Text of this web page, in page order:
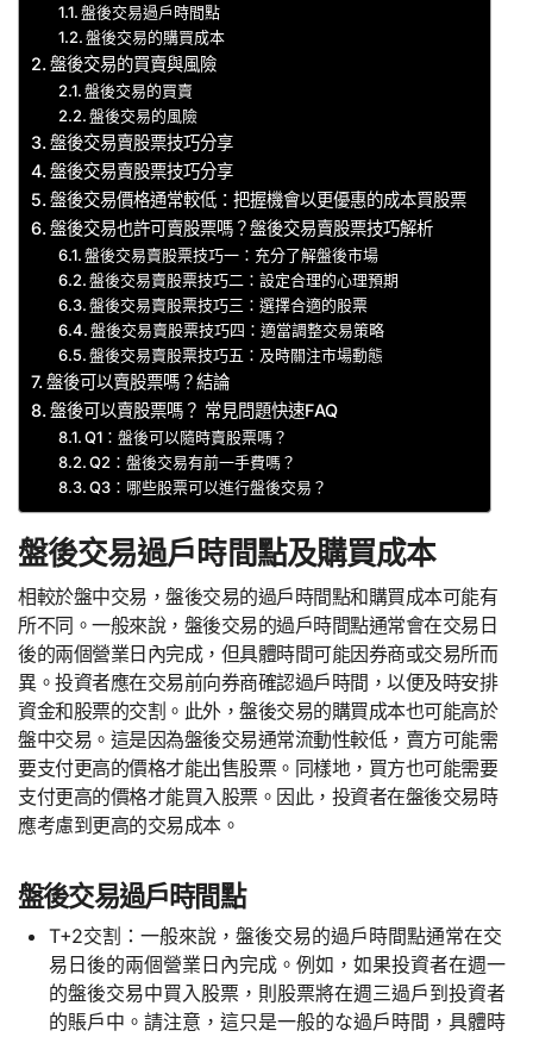
盤後交易過戶時間點
盤後交易的購買成本
盤後交易的買賣與風險
盤後交易的買賣
盤後交易的風險
盤後交易賣股票技巧分享
盤後交易賣股票技巧分享
盤後交易價格通常較低：把握機會以更優惠的成本買股票
盤後交易也許可賣股票嗎？盤後交易賣股票技巧解析
盤後交易賣股票技巧一：充分了解盤後市場
盤後交易賣股票技巧二：設定合理的心理預期
盤後交易賣股票技巧三：選擇合適的股票
盤後交易賣股票技巧四：適當調整交易策略
盤後交易賣股票技巧五：及時關注市場動態
盤後可以賣股票嗎？結論
盤後可以賣股票嗎？ 常見問題快速FAQ
Q1：盤後可以隨時賣股票嗎？
Q2：盤後交易有前一手費嗎？
Q3：哪些股票可以進行盤後交易？
盤後交易過戶時間點及購買成本
相較於盤中交易，盤後交易的過戶時間點和購買成本可能有
所不同。一般來說，盤後交易的過戶時間點通常會在交易日
後的兩個營業日內完成，但具體時間可能因券商或交易所而
異。投資者應在交易前向券商確認過戶時間，以便及時安排
資金和股票的交割。此外，盤後交易的購買成本也可能高於
盤中交易。這是因為盤後交易通常流動性較低，賣方可能需
要支付更高的價格才能出售股票。同樣地，買方也可能需要
支付更高的價格才能買入股票。因此，投資者在盤後交易時
應考慮到更高的交易成本。
盤後交易過戶時間點
T+2交割：一般來說，盤後交易的過戶時間點通常在交
易日後的兩個營業日內完成。例如，如果投資者在週一
的盤後交易中買入股票，則股票將在週三過戶到投資者
的賬戶中。請注意，這只是一般的な過戶時間，具體時